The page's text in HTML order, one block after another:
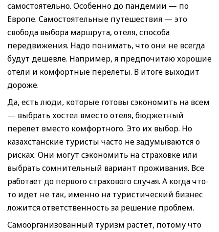
самостоятельно. Особенно до пандемии — по
Европе. Самостоятельные путешествия — это
свобода выбора маршрута, отеля, способа
передвижения. Надо понимать, что они не всегда
будут дешевле. Например, я предпочитаю хорошие
отели и комфортные перелеты. В итоге выходит
дороже.
Да, есть люди, которые готовы сэкономить на всем
— выбрать хостел вместо отеля, бюджетный
перелет вместо комфортного. Это их выбор. Но
казахстанские туристы часто не задумываются о
рисках. Они могут сэкономить на страховке или
выбрать сомнительный вариант проживания. Все
работает до первого страхового случая. А когда что-
то идет не так, именно на туристический бизнес
ложится ответственность за решение проблем.
Самоорганизованный туризм растет, потому что